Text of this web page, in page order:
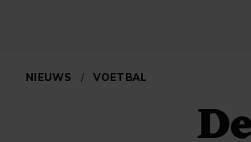
NIEUWS / VOETBAL